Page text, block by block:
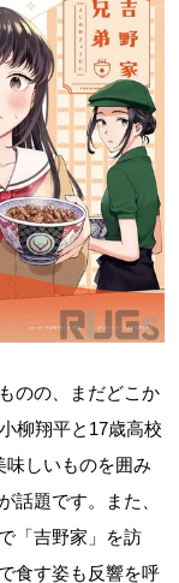
のの、まだどこか
柳翔平と17歳高校
しいものを囲み
話題です。また、
「吉野家」を訪
食す姿も反響を呼